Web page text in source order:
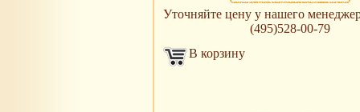
Уточняйте цену у нашего
(495)528-00-79
В корзину